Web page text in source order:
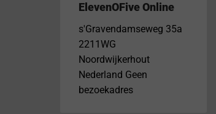
ElevenOFive Online
s'Gravendamseweg 35a
2211WG
Noordwijkerhout
Nederland Geen
bezoekadres